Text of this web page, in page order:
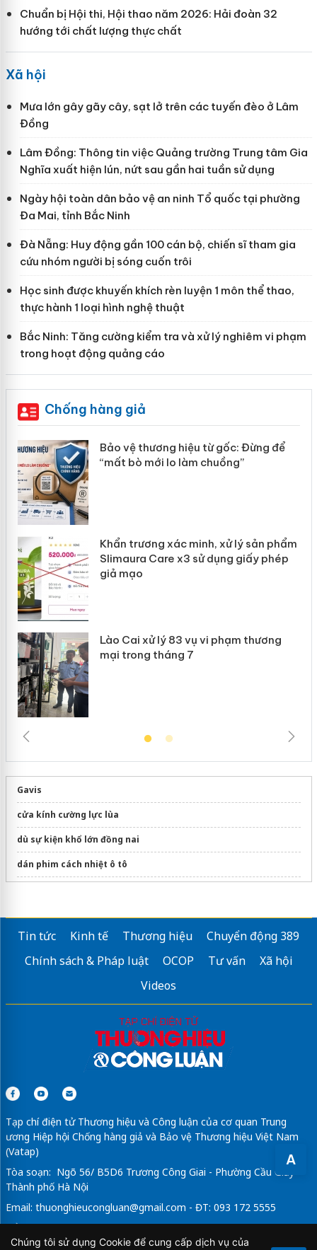
A
Chuẩn bị Hội thi, Hội thao năm 2026: Hải đoàn 32
hướng tới chất lượng thực chất
Xã hội
Mưa lớn gây gãy cây, sạt lở trên các tuyến đèo ở Lâm
Đồng
Lâm Đồng: Thông tin việc Quảng trường Trung tâm Gia
Nghĩa xuất hiện lún, nứt sau gần hai tuần sử dụng
Ngày hội toàn dân bảo vệ an ninh Tổ quốc tại phường
Đa Mai, tỉnh Bắc Ninh
Đà Nẵng: Huy động gần 100 cán bộ, chiến sĩ tham gia
cứu nhóm người bị sóng cuốn trôi
Học sinh được khuyến khích rèn luyện 1 môn thể thao,
thực hành 1 loại hình nghệ thuật
Bắc Ninh: Tăng cường kiểm tra và xử lý nghiêm vi phạm
trong hoạt động quảng cáo
Chống hàng giả
Bảo vệ thương hiệu từ gốc: Đừng để
“mất bò mới lo làm chuồng”
Khẩn trương xác minh, xử lý sản phẩm
Slimaura Care x3 sử dụng giấy phép
giả mạo
Lào Cai xử lý 83 vụ vi phạm thương
mại trong tháng 7
Gavis
cửa kính cường lực lùa
dù sự kiện khổ lớn đồng nai
dán phim cách nhiệt ô tô
Cổng an ninh cổng dò kim loại
Sửa máy rửa bát bosch
Đánh bóng sàn bê tông tại đồng nai
Tin tức Kinh tế Thương hiệu
Chuyển động 389
Chính sách & Pháp luật
OCOP Tư vấn
Xã hội
Videos
Tạp chí điện tử Thương hiệu và Công luận của cơ quan Trung
ương Hiệp hội Chống hàng giả và Bảo vệ Thương hiệu Việt Nam
(Vatap)
Tòa soạn: Ngõ 56/ B5D6 Trương Công Giai - Phường Cầu Giấy -
Thành phố Hà Nội
Email: thuonghieucongluan@gmail.com - ĐT: 093 172 5555
Tổng Biên Tập: Vũ Đức Thuận
Chúng tôi sử dụng Cookie để cung cấp dịch vụ của